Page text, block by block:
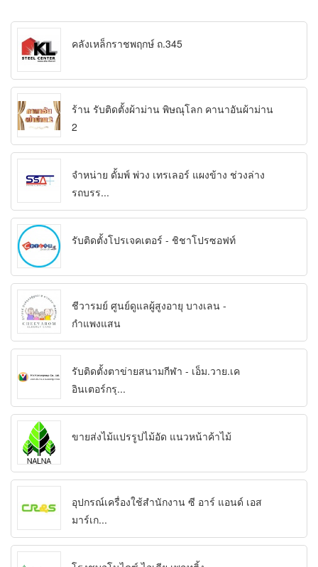
คลังเหล็กราชพฤกษ์ ถ.345
ร้าน รับติดตั้งผ้าม่าน พิษณุโลก คานาอันผ้าม่าน
2
จำหน่าย ดั้มพ์ พ่วง เทรเลอร์ แผงข้าง ช่วงล่าง
รถบรร...
รับติดตั้งโปรเจคเตอร์ - ชิชาโปรซอฟท์
ชีวารมย์ ศูนย์ดูแลผู้สูงอายุ บางเลน -
กำแพงแสน
รับติดตั้งตาข่ายสนามกีฬา - เอ็ม.วาย.เค
อินเตอร์กรุ...
ขายส่งไม้แปรรูปไม้อัด แนวหน้าค้าไม้
อุปกรณ์เครื่องใช้สำนักงาน ซี อาร์ แอนด์ เอส
มาร์เก...